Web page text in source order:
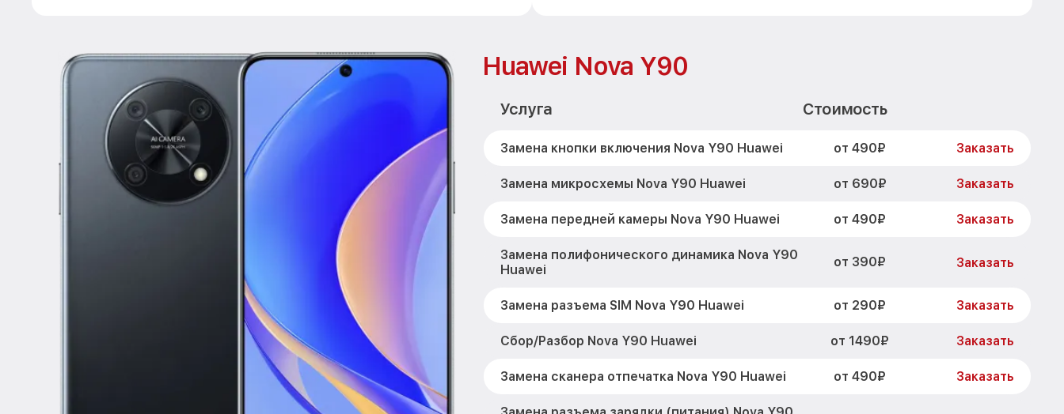
Huawei Nova Y90
Услуга Стоимость
Замена кнопки включения Nova Y90 Huawei от 490₽ Заказать
Замена микросхемы Nova Y90 Huawei от 690₽ Заказать
Замена передней камеры Nova Y90 Huawei от 490₽ Заказать
Замена полифонического динамика Nova Y90
Huawei
от 390₽ Заказать
Замена разъема SIM Nova Y90 Huawei от 290₽ Заказать
Сбор/Разбор Nova Y90 Huawei от 1490₽ Заказать
Замена сканера отпечатка Nova Y90 Huawei от 490₽ Заказать